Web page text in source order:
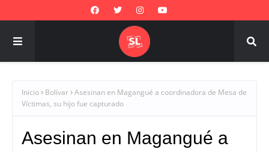
Inicio Bolívar Asesinan en Magangué a coordinadora de Mesa de
Víctimas, su hijo fue capturado
Asesinan en Magangué a